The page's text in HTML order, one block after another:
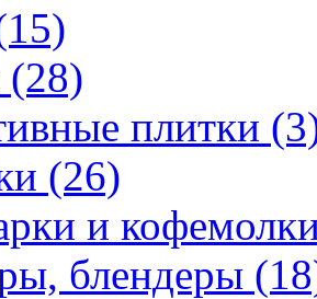
(28)
плитки
(26)
и
блендеры